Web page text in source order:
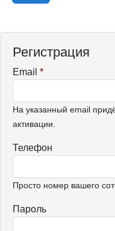
Регистрация
Email *
На указанный email
активации.
Телефон
Просто номер вашего
Пароль